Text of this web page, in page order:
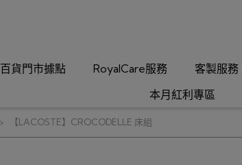
百貨門市據點 RoyalCare服務 客製服務
本月紅利專區
【LACOSTE】CROCODELLE 床組